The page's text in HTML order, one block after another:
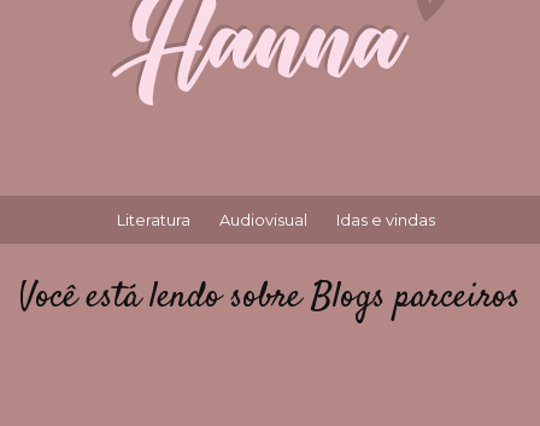
Literatura Audiovisual Idas e vindas
Você está lendo sobre Blogs parceiros